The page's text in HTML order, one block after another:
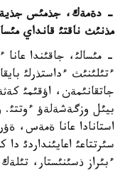
- دةمةك، جذمئس
مذنئث ناقتئ قانداي
- مئسالئ، جاقئندا عانا
ءتئلئنئث ءداستذرلئ
جاتقانئمةن، اؤقئمئ
بيئل وزگةشةلةؤ
استانادا عانا ةمةس،
سئرتتاعئ اعايئنداردئ
ءبئراز ذسئنئستار،